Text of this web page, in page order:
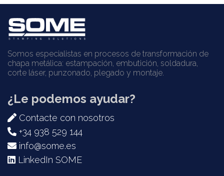
Somos especialistas en procesos de transformación de
chapa metálica: estampación, embutición, soldadura,
corte láser, punzonado, plegado y montaje.
¿Le podemos ayudar?
Contacte con nosotros
+34 938 529 144
info@some.es
LinkedIn SOME